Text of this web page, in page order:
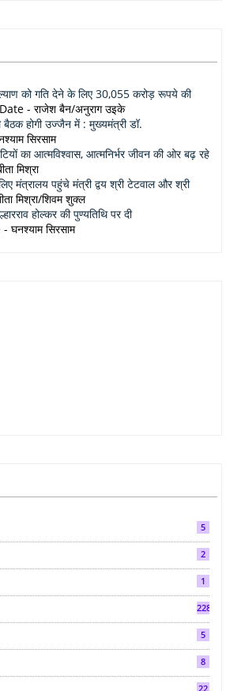
को गति देने के लिए 30,055 करोड़ रूपये की
- राजेश बैन/अनुराग उइके
बैठक होगी उज्जैन में : मुख्यमंत्री डॉ.
सिरसाम
का आत्मविश्वास, आत्मनिर्भर जीवन की ओर बढ़ रहे
मिश्रा
मंत्रालय पहुंचे मंत्री द्वय श्री टेटवाल और श्री
मिश्रा/शिवम शुक्ल
होल्कर की पुण्यतिथि पर दी
- घनश्याम सिरसाम
5
2
1
2286
5
8
22